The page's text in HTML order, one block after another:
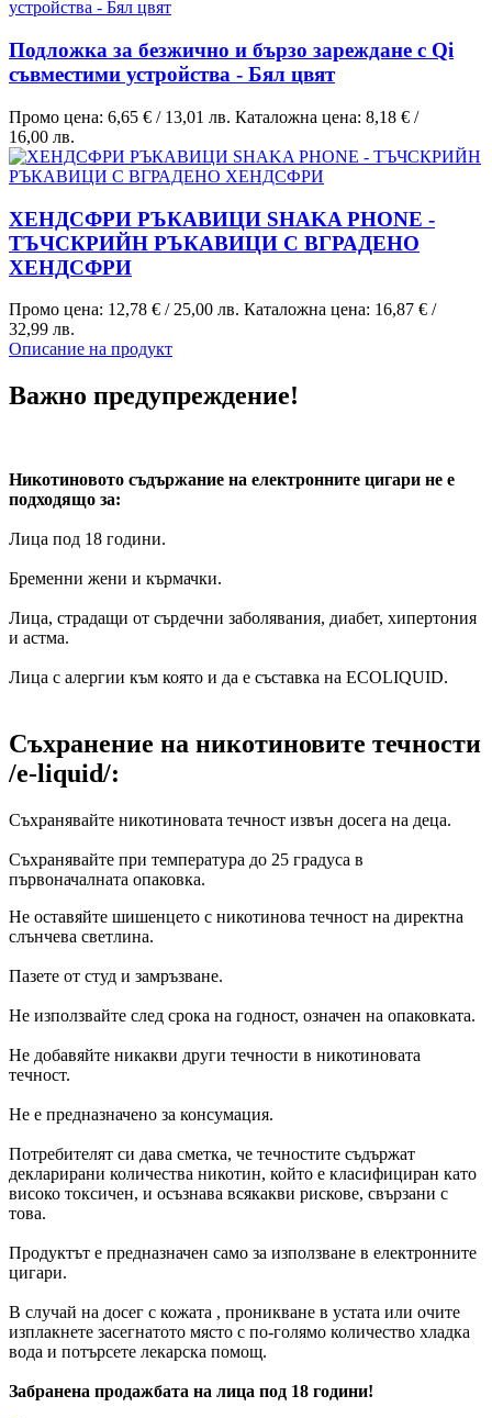
Подложка за безжично и бързо зареждане с Qi
съвместими устройства - Бял цвят
Промо цена: 6,65 € / 13,01 лв. Каталожна цена: 8,18 € /
16,00 лв.
ХЕНДСФРИ РЪКАВИЦИ SHAKA PHONE -
ТЪЧСКРИЙН РЪКАВИЦИ С ВГРАДЕНО
ХЕНДСФРИ
Промо цена: 12,78 € / 25,00 лв. Каталожна цена: 16,87 € /
32,99 лв.
Описание на продукт
Важно предупреждение!
Никотиновото съдържание на електронните цигари не е
подходящо за:
Лица под 18 години.
Бременни жени и кърмачки.
Лица, страдащи от сърдечни заболявания, диабет, хипертония
и астма.
Лица с алергии към която и да е съставка на ECOLIQUID.
Съхранение на никотиновите течности
/е-liquid/:
Съхранявайте никотиновата течност извън досега на деца.
Съхранявайте при температура до 25 градуса в
първоначалната опаковка.
Не оставяйте шишенцето с никотинова течност на директна
слънчева светлина.
Пазете от студ и замръзване.
Не използвайте след срока на годност, означен на опаковката.
Не добавяйте никакви други течности в никотиновата
течност.
Не е предназначено за консумация.
Потребителят си дава сметка, че течностите съдържат
декларирани количества никотин, който е класифициран като
високо токсичен, и осъзнава всякакви рискове, свързани с
това.
Продуктът е предназначен само за използване в електронните
цигари.
В случай на досег с кожата , проникване в устата или очите
изплакнете засегнатото място с по-голямо количество хладка
вода и потърсете лекарска помощ.
Забранена продажбата на лица под 18 години!